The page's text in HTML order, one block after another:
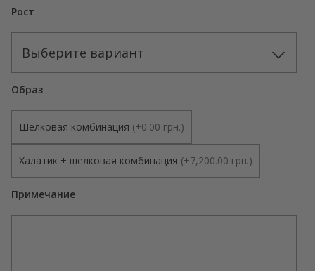
Рост
Выберите вариант
Образ
Шелковая комбинация (+0.00 грн.)
Халатик + шелковая комбинация (+7,200.00 грн.)
Примечание